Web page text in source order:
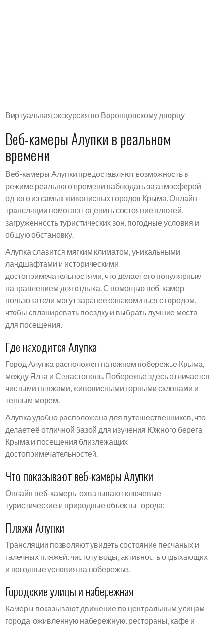
Виртуальная экскурсия по Воронцовскому дворцу
Веб-камеры Алупки в реальном
времени
Веб-камеры Алупки предоставляют возможность в
режиме реального времени наблюдать за атмосферой
одного из самых живописных городов Крыма. Онлайн-
трансляции помогают оценить состояние пляжей,
загруженность туристических зон, погодные условия и
общую обстановку.
Алупка славится мягким климатом, уникальными
ландшафтами и историческими
достопримечательностями, что делает его популярным
направлением для отдыха. С помощью веб-камер
пользователи могут заранее ознакомиться с городом,
чтобы спланировать поездку и выбрать лучшие места
для посещения.
Где находится Алупка
Город Алупка расположен на южном побережье Крыма,
между Ялта и Севастополь. Побережье здесь отличается
чистыми пляжами, живописными горными склонами и
теплым морем.
Алупка удобно расположена для путешественников, что
делает её отличной базой для изучения Южного берега
Крыма и посещения близлежащих
достопримечательностей.
Что показывают веб-камеры Алупки
Онлайн веб-камеры охватывают ключевые
туристические и природные объекты города:
Пляжи Алупки
Трансляции позволяют увидеть состояние песчаных и
галечных пляжей, чистоту воды, активность отдыхающих
и погодные условия на побережье.
Городские улицы и набережная
Камеры показывают движение по центральным улицам
города, оживленную набережную, рестораны, кафе и